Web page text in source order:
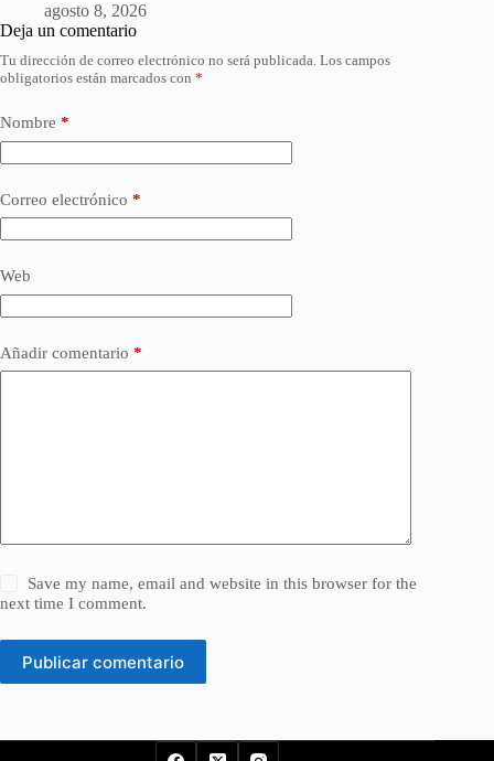
agosto 8, 2026
Deja un comentario
Tu dirección de correo electrónico no será publicada. Los campos
obligatorios están marcados con *
Nombre *
Correo electrónico *
Web
Añadir comentario *
Save my name, email and website in this browser for the
next time I comment.
Publicar comentario